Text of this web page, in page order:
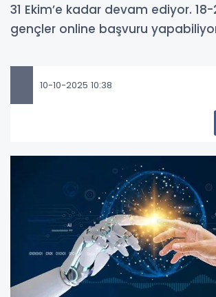
31 Ekim’e kadar devam ediyor.
gençler online başvuru
10-10-2025 10:38